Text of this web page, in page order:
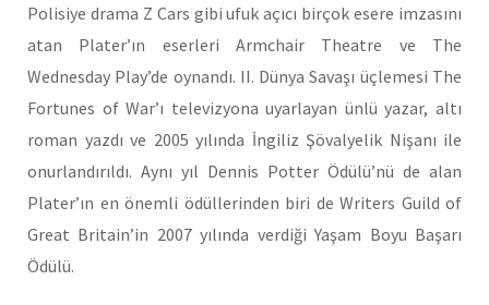
Polisiye drama Z Cars gibi ufuk açıcı birçok esere imzasını
atan Plater’ın eserleri Armchair Theatre ve The
Wednesday Play’de oynandı. II. Dünya Savaşı üçlemesi The
Fortunes of War’ı televizyona uyarlayan ünlü yazar, altı
roman yazdı ve 2005 yılında İngiliz Şövalyelik Nişanı ile
onurlandırıldı. Aynı yıl Dennis Potter Ödülü’nü de alan
Plater’ın en önemli ödüllerinden biri de Writers Guild of
Great Britain’in 2007 yılında verdiği Yaşam Boyu Başarı
Ödülü.